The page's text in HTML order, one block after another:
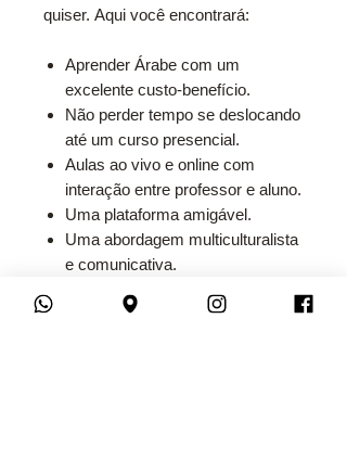
quiser. Aqui você encontrará:
Aprender Árabe com um
excelente custo-benefício.
Não perder tempo se deslocando
até um curso presencial.
Aulas ao vivo e online com
interação entre professor e aluno.
Uma plataforma amigável.
Uma abordagem multiculturalista
e comunicativa.
proficiência e declaração de